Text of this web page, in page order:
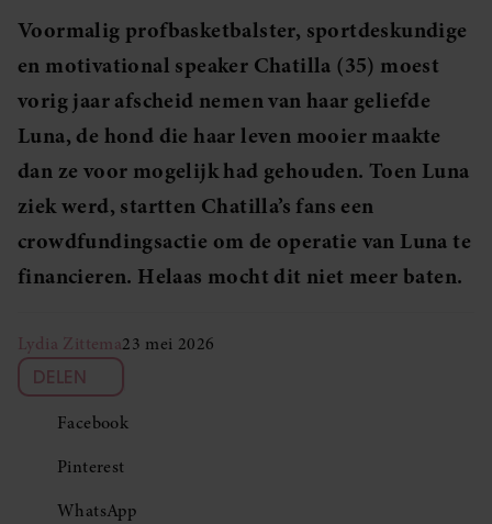
Voormalig profbasketbalster, sportdeskundige
en motivational speaker Chatilla (35) moest
vorig jaar afscheid nemen van haar geliefde
Luna, de hond die haar leven mooier maakte
dan ze voor mogelijk had gehouden. Toen Luna
ziek werd, startten Chatilla’s fans een
crowdfundingsactie om de operatie van Luna te
financieren. Helaas mocht dit niet meer baten.
Lydia Zittema23 mei 2026
DELEN
Facebook
Pinterest
WhatsApp